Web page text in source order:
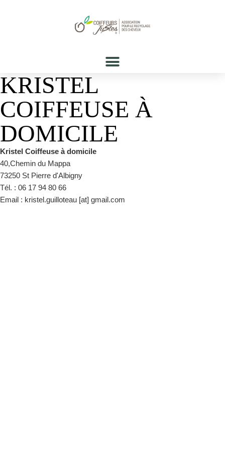
KRISTEL
COIFFEUSE À
DOMICILE
Kristel Coiffeuse à domicile
40,Chemin du Mappa
73250 St Pierre d'Albigny
Tél. : 06 17 94 80 66
Email : kristel.guilloteau [at] gmail.com